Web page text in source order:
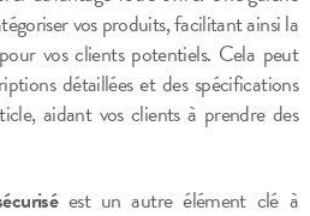
vos produits, facilitant ainsi la
vos clients potentiels. Cela peut
détaillées et des spécifications
aidant vos clients à prendre des
est un autre élément clé à